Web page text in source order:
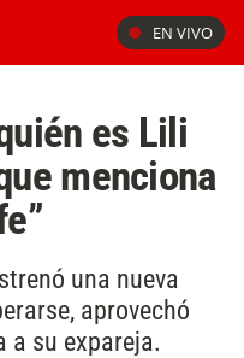
EN VIVO
es Lili
menciona
una nueva
aprovechó
a su expareja.